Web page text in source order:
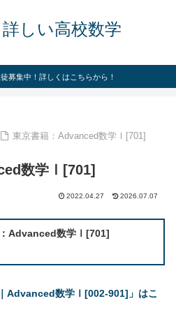
しい高校数学
募集中！詳しくはこちらから！
東京書籍：Advanced数学Ⅰ[701]
数学Ⅰ[701]
2022.04.27 2026.07.07
：Advanced数学Ⅰ[701]
Advanced数学Ⅰ[002-901]」はこ